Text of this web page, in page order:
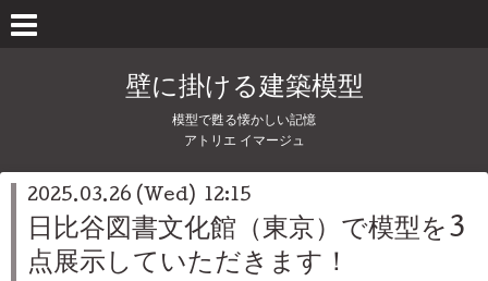
壁に掛ける建築模型
模型で甦る懐かしい記憶
アトリエ イマージュ
2025.03.26 (Wed) 12:15
日比谷図書文化館（東京）で模型を3
点展示していただきます！